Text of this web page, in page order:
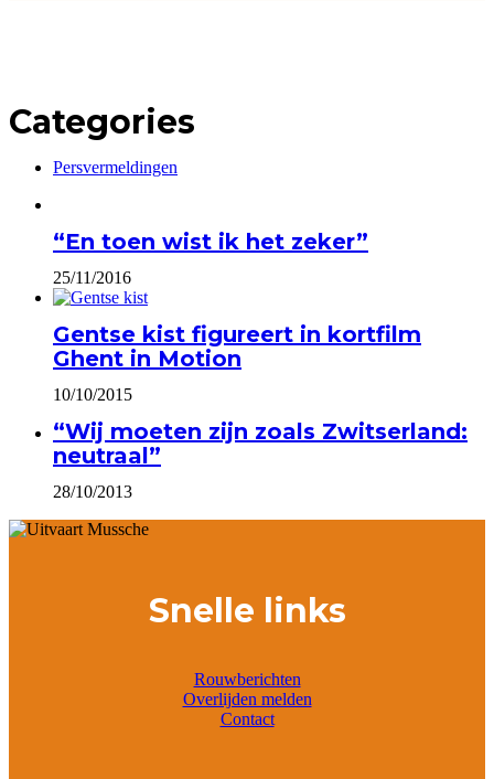
Categories
Persvermeldingen
“En toen wist ik het zeker”
25/11/2016
Gentse kist figureert in kortfilm
Ghent in Motion
10/10/2015
“Wij moeten zijn zoals Zwitserland:
neutraal”
28/10/2013
Snelle links
Rouwberichten
Overlijden melden
Contact